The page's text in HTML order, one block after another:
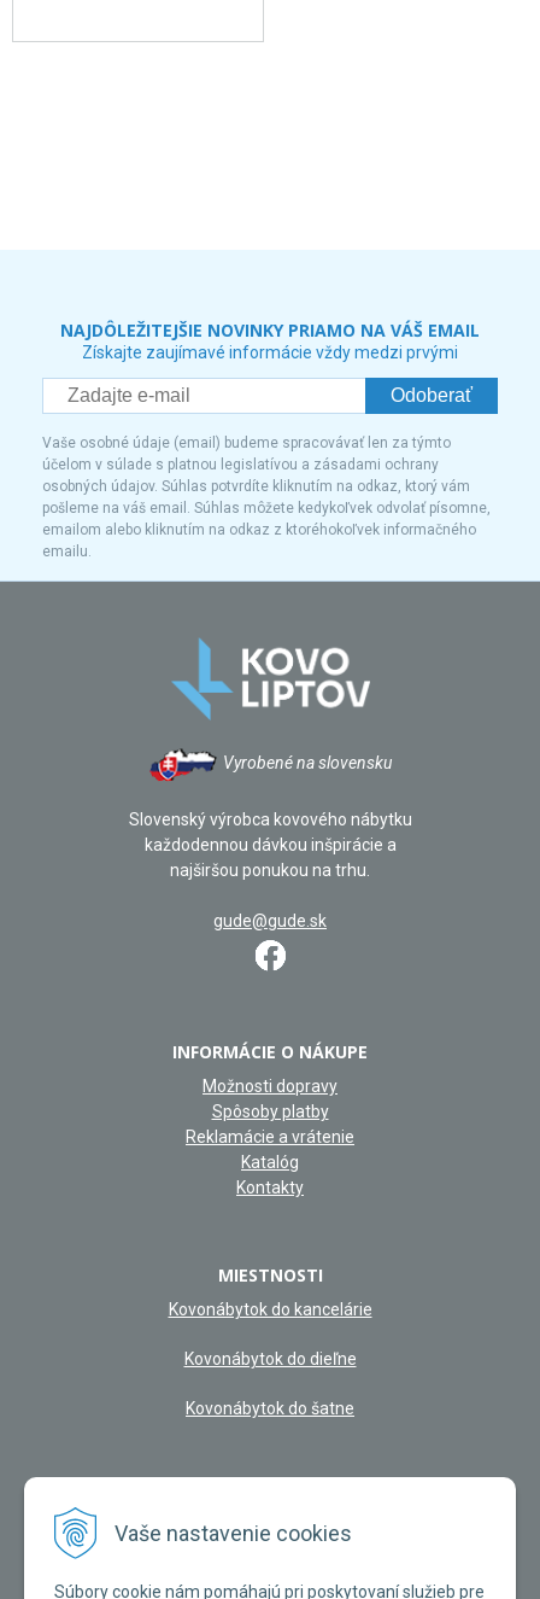
Vaše nastavenie cookies
Súbory cookie nám pomáhajú pri poskytovaní služieb pre
NAJDÔLEŽITEJŠIE NOVINKY PRIAMO NA VÁŠ EMAIL
Získajte zaujímavé informácie vždy medzi prvými
Odoberať
Vaše osobné údaje (email) budeme spracovávať len za týmto
účelom v súlade s platnou legislatívou a zásadami ochrany
osobných údajov. Súhlas potvrdíte kliknutím na odkaz, ktorý vám
pošleme na váš email. Súhlas môžete kedykoľvek odvolať písomne,
emailom alebo kliknutím na odkaz z ktoréhokoľvek informačného
emailu.
Vyrobené na slovensku
Slovenský výrobca kovového nábytku
každodennou dávkou inšpirácie a
najširšou ponukou na trhu.
gude@gude.sk
INFORMÁCIE O NÁKUPE
Možnosti dopravy
Spôsoby platby
Reklamácie a vrátenie
Katalóg
Kontakty
MIESTNOSTI
Kovonábytok do kancelárie
Kovonábytok do dieľne
Kovonábytok do šatne